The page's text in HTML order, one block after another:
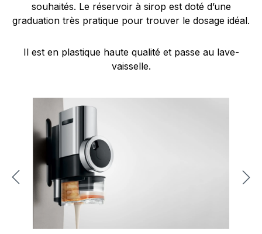
souhaités. Le réservoir à sirop est doté d’une
graduation très pratique pour trouver le dosage idéal.
Il est en plastique haute qualité et passe au lave-
vaisselle.